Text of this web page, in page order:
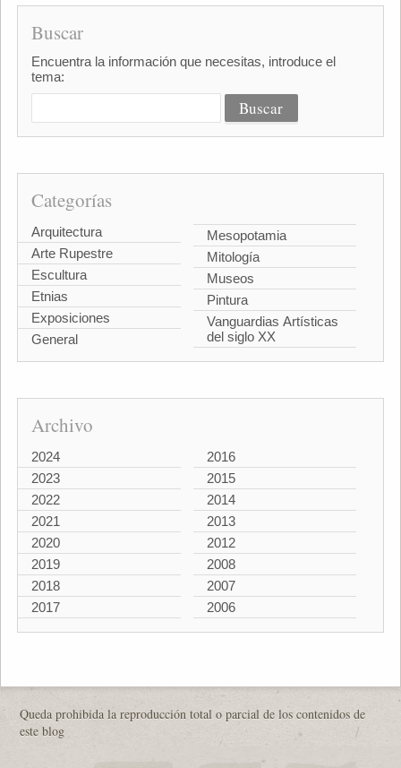
Buscar
Encuentra la información que necesitas, introduce el
tema:
Categorías
Arquitectura
Arte Rupestre
Escultura
Etnias
Exposiciones
General
Mesopotamia
Mitología
Museos
Pintura
Vanguardias Artísticas
del siglo XX
Archivo
2024
2023
2022
2021
2020
2019
2018
2017
2016
2015
2014
2013
2012
2008
2007
2006
Queda prohibida la reproducción total o parcial de los contenidos de
este blog